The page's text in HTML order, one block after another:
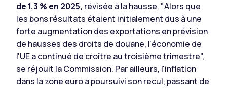
de 1,3 % en 2025, révisée à la hausse. "Alors que
les bons résultats étaient initialement dus à une
forte augmentation des exportations en prévision
de hausses des droits de douane, l'économie de
l'UE a continué de croître au troisième trimestre",
se réjouit la Commission. Par ailleurs, l'inflation
dans la zone euro a poursuivi son recul, passant de